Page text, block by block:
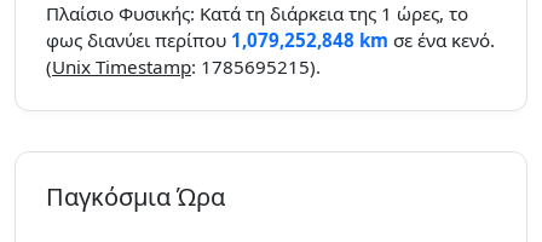
Πλαίσιο Φυσικής: Κατά τη διάρκεια της 1 ώρες, το
φως διανύει περίπου 1,079,252,848 km σε ένα κενό.
(Unix Timestamp: 1785695215).
Παγκόσμια Ώρα